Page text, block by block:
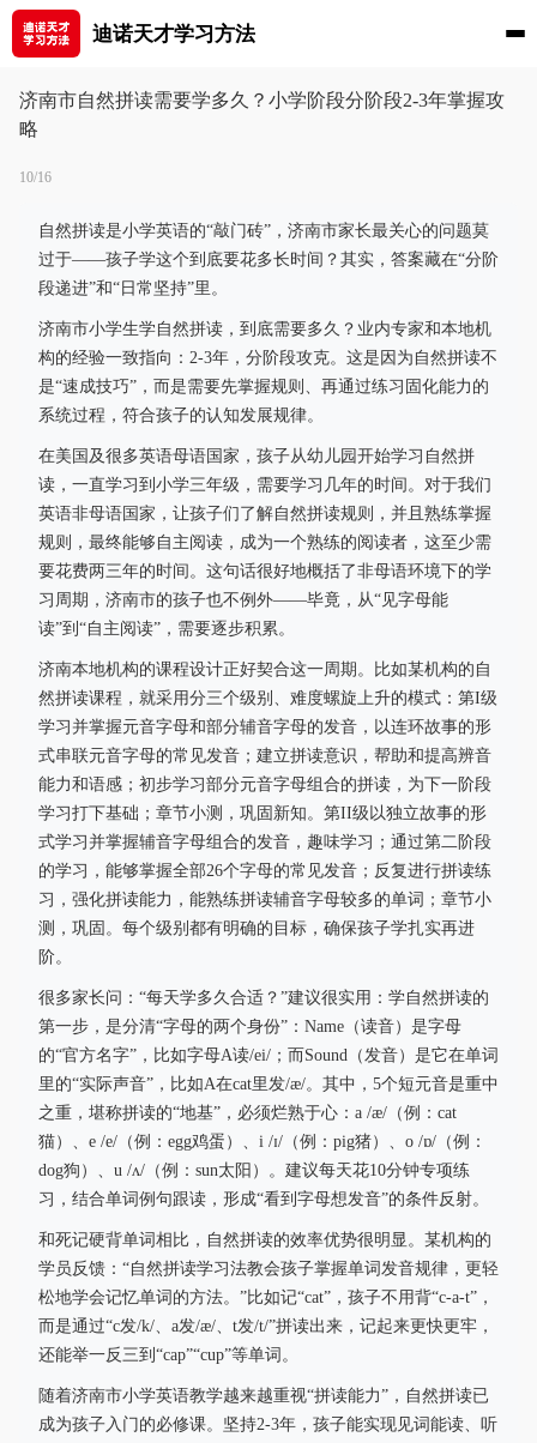
迪诺天才学习方法
济南市自然拼读需要学多久？小学阶段分阶段2-3年掌握攻
略
10/16
自然拼读是小学英语的“敲门砖”，济南市家长最关心的问题莫
过于——孩子学这个到底要花多长时间？其实，答案藏在“分阶
段递进”和“日常坚持”里。
济南市小学生学自然拼读，到底需要多久？业内专家和本地机
构的经验一致指向：2-3年，分阶段攻克。这是因为自然拼读不
是“速成技巧”，而是需要先掌握规则、再通过练习固化能力的
系统过程，符合孩子的认知发展规律。
在美国及很多英语母语国家，孩子从幼儿园开始学习自然拼
读，一直学习到小学三年级，需要学习几年的时间。对于我们
英语非母语国家，让孩子们了解自然拼读规则，并且熟练掌握
规则，最终能够自主阅读，成为一个熟练的阅读者，这至少需
要花费两三年的时间。这句话很好地概括了非母语环境下的学
习周期，济南市的孩子也不例外——毕竟，从“见字母能
读”到“自主阅读”，需要逐步积累。
济南本地机构的课程设计正好契合这一周期。比如某机构的自
然拼读课程，就采用分三个级别、难度螺旋上升的模式：第I级
学习并掌握元音字母和部分辅音字母的发音，以连环故事的形
式串联元音字母的常见发音；建立拼读意识，帮助和提高辨音
能力和语感；初步学习部分元音字母组合的拼读，为下一阶段
学习打下基础；章节小测，巩固新知。第II级以独立故事的形
式学习并掌握辅音字母组合的发音，趣味学习；通过第二阶段
的学习，能够掌握全部26个字母的常见发音；反复进行拼读练
习，强化拼读能力，能熟练拼读辅音字母较多的单词；章节小
测，巩固。每个级别都有明确的目标，确保孩子学扎实再进
阶。
很多家长问：“每天学多久合适？”建议很实用：学自然拼读的
第一步，是分清“字母的两个身份”：Name（读音）是字母
的“官方名字”，比如字母A读/ei/；而Sound（发音）是它在单词
里的“实际声音”，比如A在cat里发/æ/。其中，5个短元音是重中
之重，堪称拼读的“地基”，必须烂熟于心：a /æ/（例：cat
猫）、e /e/（例：egg鸡蛋）、i /ɪ/（例：pig猪）、o /ɒ/（例：
dog狗）、u /ʌ/（例：sun太阳）。建议每天花10分钟专项练
习，结合单词例句跟读，形成“看到字母想发音”的条件反射。
和死记硬背单词相比，自然拼读的效率优势很明显。某机构的
学员反馈：“自然拼读学习法教会孩子掌握单词发音规律，更轻
松地学会记忆单词的方法。”比如记“cat”，孩子不用背“c-a-t”，
而是通过“c发/k/、a发/æ/、t发/t/”拼读出来，记起来更快更牢，
还能举一反三到“cap”“cup”等单词。
随着济南市小学英语教学越来越重视“拼读能力”，自然拼读已
成为孩子入门的必修课。坚持2-3年，孩子能实现见词能读、听